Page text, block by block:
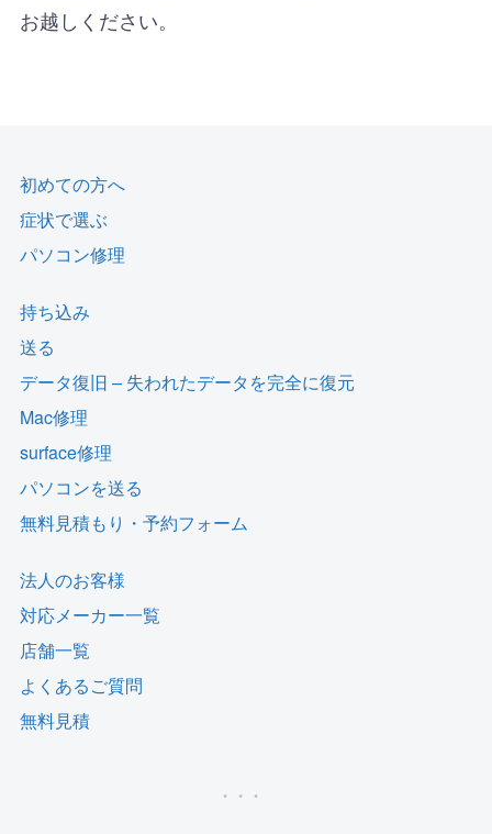
お越しください。
初めての方へ
症状で選ぶ
パソコン修理
持ち込み
送る
データ復旧 – 失われたデータを完全に復元
Mac修理
surface修理
パソコンを送る
無料見積もり・予約フォーム
法人のお客様
対応メーカー一覧
店舗一覧
よくあるご質問
無料見積